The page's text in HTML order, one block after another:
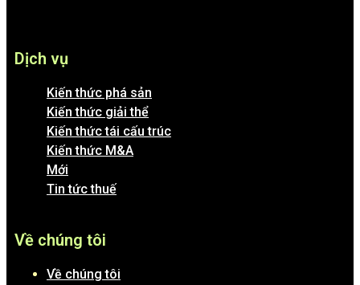
Dịch vụ
Kiến thức phá sản
Kiến thức giải thể
Kiến thức tái cấu trúc
Kiến thức M&A
Mới
Tin tức thuế
Về chúng tôi
Về chúng tôi